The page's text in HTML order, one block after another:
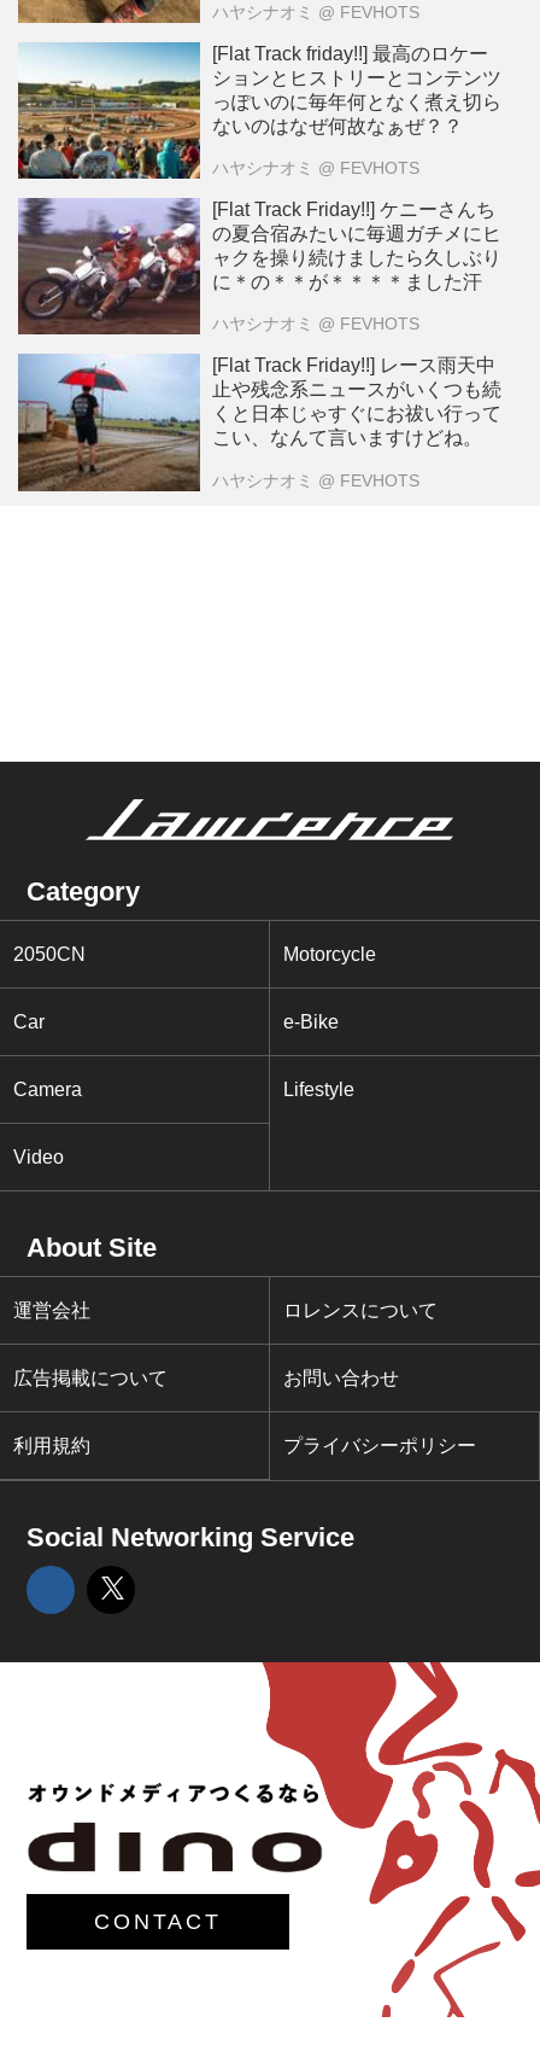
ハヤシナオミ @ FEVHOTS
[Flat Track friday!!] 最高のロケー
ションとヒストリーとコンテンツ
っぽいのに毎年何となく煮え切ら
ないのはなぜ何故なぁぜ？？
ハヤシナオミ @ FEVHOTS
[Flat Track Friday!!] ケニーさんち
の夏合宿みたいに毎週ガチメにヒ
ャクを操り続けましたら久しぶり
に＊の＊＊が＊＊＊＊ました汗
ハヤシナオミ @ FEVHOTS
[Flat Track Friday!!] レース雨天中
止や残念系ニュースがいくつも続
くと日本じゃすぐにお祓い行って
こい、なんて言いますけどね。
ハヤシナオミ @ FEVHOTS
Category
2050CN Motorcycle
Car e-Bike
Camera Lifestyle
Video
About Site
運営会社 ロレンスについて
広告掲載について お問い合わせ
利用規約 プライバシーポリシー
Social Networking Service
CONTACT